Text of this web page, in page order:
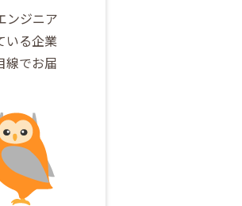
ンジニア
いる企業
線でお届